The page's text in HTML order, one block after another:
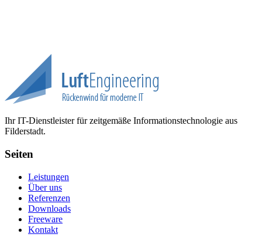
Ihr IT-Dienstleister für zeitgemäße Informationstechnologie aus
Filderstadt.
Seiten
Leistungen
Über uns
Referenzen
Downloads
Freeware
Kontakt